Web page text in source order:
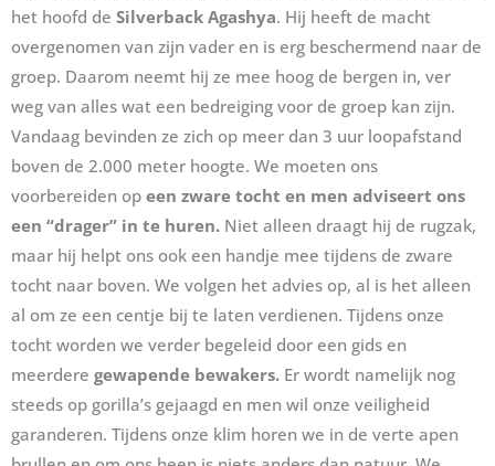
het hoofd de Silverback Agashya. Hij heeft de macht
overgenomen van zijn vader en is erg beschermend naar de
groep. Daarom neemt hij ze mee hoog de bergen in, ver
weg van alles wat een bedreiging voor de groep kan zijn.
Vandaag bevinden ze zich op meer dan 3 uur loopafstand
boven de 2.000 meter hoogte. We moeten ons
voorbereiden op een zware tocht en men adviseert ons
een “drager” in te huren. Niet alleen draagt hij de rugzak,
maar hij helpt ons ook een handje mee tijdens de zware
tocht naar boven. We volgen het advies op, al is het alleen
al om ze een centje bij te laten verdienen. Tijdens onze
tocht worden we verder begeleid door een gids en
meerdere gewapende bewakers. Er wordt namelijk nog
steeds op gorilla’s gejaagd en men wil onze veiligheid
garanderen. Tijdens onze klim horen we in de verte apen